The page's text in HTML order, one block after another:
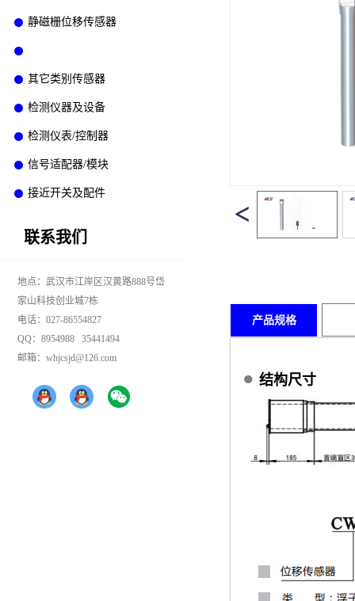
静磁栅位移传感器
其它类别传感器
检测仪器及设备
检测仪表/控制器
信号适配器/模块
接近开关及配件
联系我们
地点：武汉市江岸区汉黄路888号岱
家山科技创业城7栋
电话：027-86554827
QQ：8954988 35441494
邮箱：whjcsjd@126.com
产品规格
● 结构尺寸